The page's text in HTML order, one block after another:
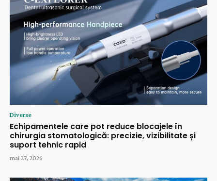
Diverse
Echipamentele care pot reduce blocajele în
chirurgia stomatologică: precizie, vizibilitate și
suport tehnic rapid
mai 27, 2026